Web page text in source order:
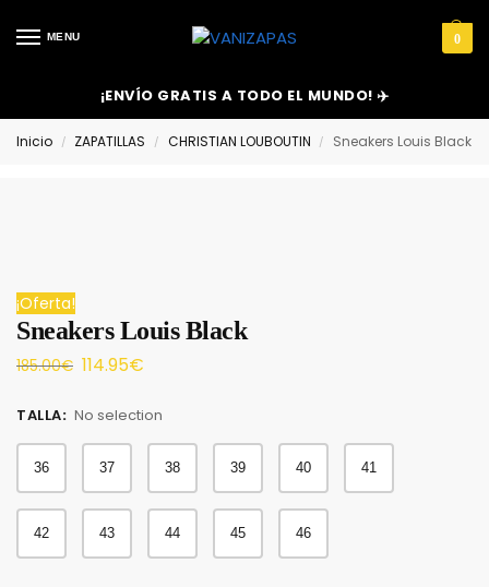
MENU 0
¡ENVÍO GRATIS A TODO EL MUNDO! ✈️
Inicio / ZAPATILLAS / CHRISTIAN LOUBOUTIN / Sneakers Louis Black
¡Oferta!
Sneakers Louis Black
185.00€ 114.95€
TALLA: No selection
36 37 38 39 40 41
42 43 44 45 46